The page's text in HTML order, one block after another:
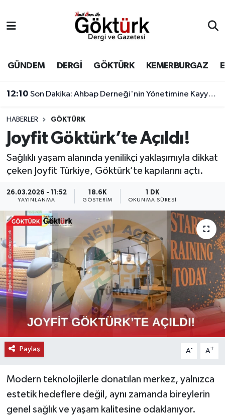
GÜNDEM DERGİ GÖKTÜRK KEMERBURGAZ
12:10 Son Dakika: Ahbap Derneği'nin Yönetimine Kayyum Atandı
HABERLER GÖKTÜRK
Joyfit Göktürk’te Açıldı!
Sağlıklı yaşam alanında yenilikçi yaklaşımıyla dikkat
çeken Joyfit Türkiye, Göktürk’te kapılarını açtı.
26.03.2026 - 11:52
YAYINLANMA
18.6K
GÖSTERIM
1 DK
OKUNMA SÜRESI
Paylaş A- A+
Modern teknolojilerle donatılan merkez, yalnızca
estetik hedeflere değil, aynı zamanda bireylerin
genel sağlık ve yaşam kalitesine odaklanıyor.
BİLİM
DERGİ
DÜNYA
EĞİTİM
EKONOMİ
GÖKTÜRK
GÜNDEM
KEMERBURGAZ
KÜLTÜR - SANAT
MAGAZİN
ÖZEL HABER
SAĞLIK
TEKNOLOJİ
Eyüpsultan Hava Durumu
Eyüpsultan Trafik Yoğunluk Haritası
Süper Lig Puan Durumu ve Fikstür
Tüm Manşetler
Son Dakika Haberleri
Haber Arşivi